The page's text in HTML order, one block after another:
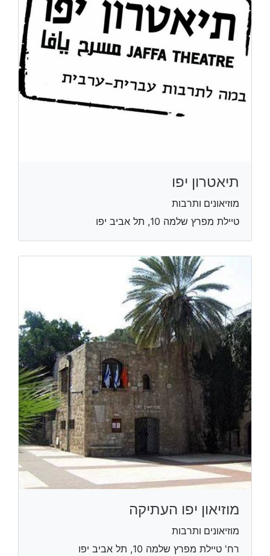
תיאטרון יפו
מוזיאונים ותרבות
טיילת מפרץ שלמה 10, תל אביב יפו
מוזיאון יפו העתיקה
מוזיאונים ותרבות
רח' טיילת מפרץ שלמה 10, תל אביב יפו